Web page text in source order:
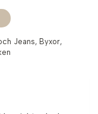
Jeans, Byxor,